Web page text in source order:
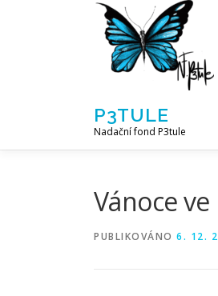
P3TULE
Nadační fond P3tule
Vánoce
PUBLIKOVÁNO 6. 12.